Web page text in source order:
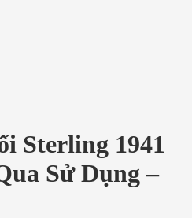
Sterling 1941
Sử Dụng –